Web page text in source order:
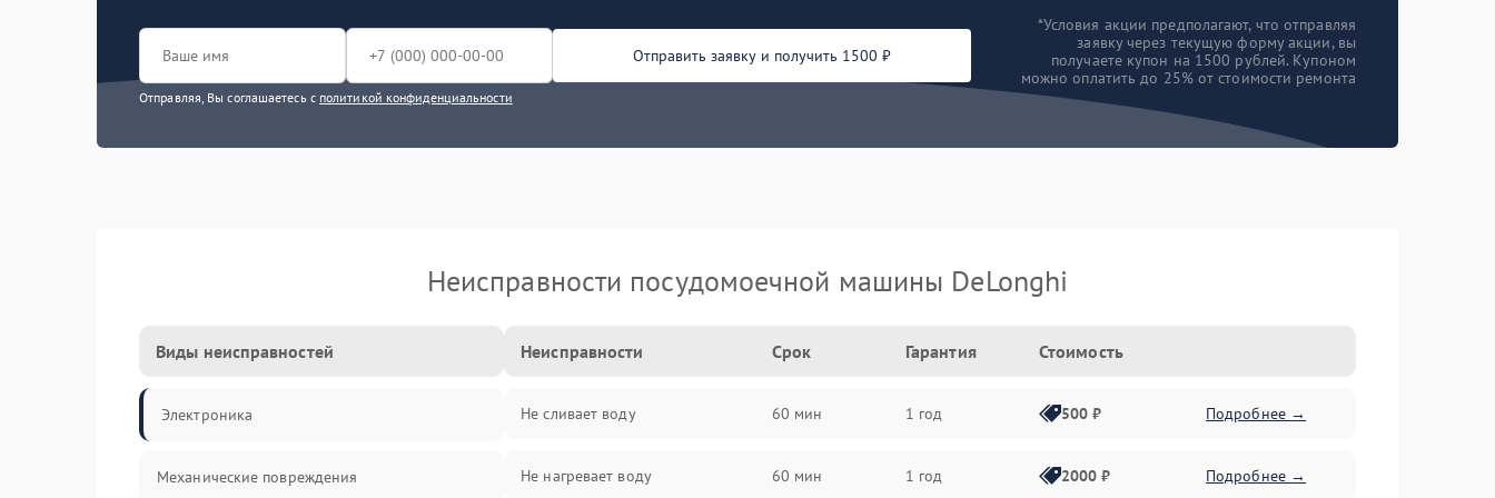
Отправить заявку и получить 1500 ₽
Отправляя, Вы соглашаетесь с политикой конфиденциальности
*Условия акции предполагают, что отправляя
заявку через текущую форму акции, вы
получаете купон на 1500 рублей. Купоном
можно оплатить до 25% от стоимости ремонта
Неисправности посудомоечной машины DeLonghi
Виды неисправностей
Электроника
Механические повреждения
Неисправности Срок Гарантия Стоимость
Не сливает воду 60 мин 1 год 500 ₽ Подробнее →
Не нагревает воду 60 мин 1 год 2000 ₽ Подробнее →